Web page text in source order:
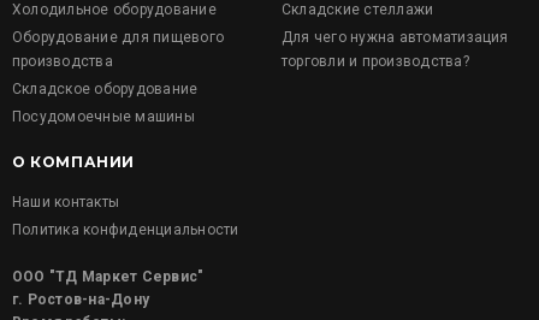
Холодильное оборудование
Оборудование для пищевого
производства
Складское оборудование
Посудомоечные машины
Складские стеллажи
Для чего нужна автоматизация
торговли и производства?
О КОМПАНИИ
Наши контакты
Политика конфиденциальности
ООО "ТД Маркет Сервис"
г. Ростов-на-Дону